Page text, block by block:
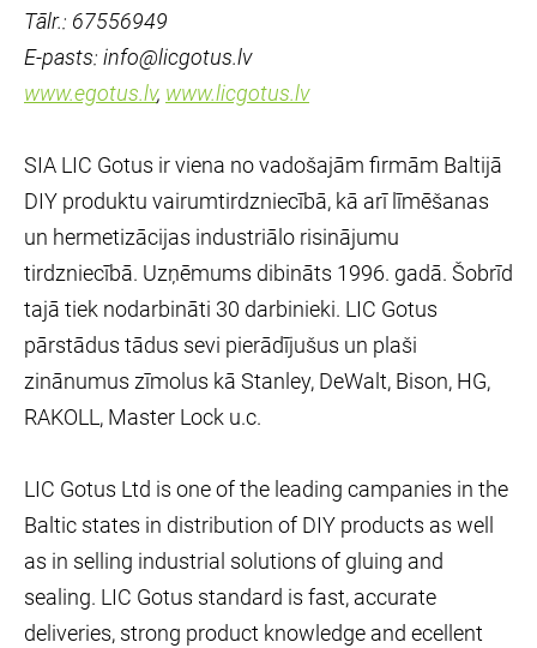
Tālr.: 67556949
E-pasts: info@licgotus.lv
www.egotus.lv, www.licgotus.lv
SIA LIC Gotus ir viena no vadošajām firmām Baltijā
DIY produktu vairumtirdzniecībā, kā arī līmēšanas
un hermetizācijas industriālo risinājumu
tirdzniecībā. Uzņēmums dibināts 1996. gadā. Šobrīd
tajā tiek nodarbināti 30 darbinieki. LIC Gotus
pārstādus tādus sevi pierādījušus un plaši
zinānumus zīmolus kā Stanley, DeWalt, Bison, HG,
RAKOLL, Master Lock u.c.
LIC Gotus Ltd is one of the leading campanies in the
Baltic states in distribution of DIY products as well
as in selling industrial solutions of gluing and
sealing. LIC Gotus standard is fast, accurate
deliveries, strong product knowledge and ecellent